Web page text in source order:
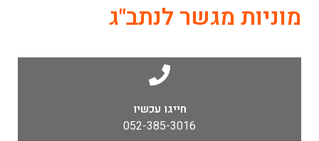
מוניות מגשר לנתב"ג
חייגו עכשיו
052-385-3016